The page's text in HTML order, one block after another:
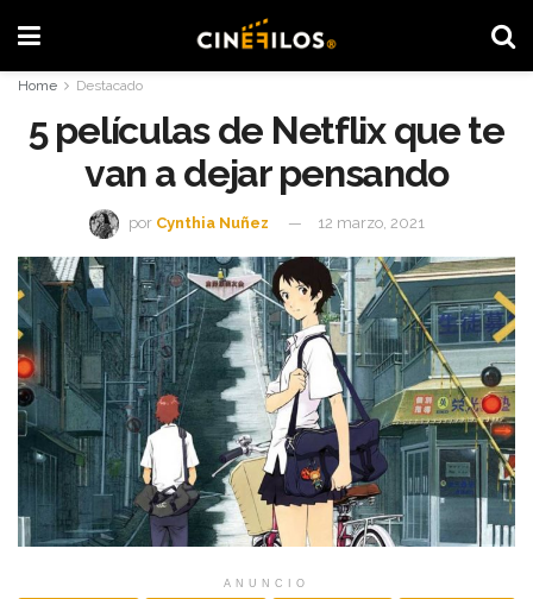
Home Destacado
5 películas de Netflix que te
van a dejar pensando
por Cynthia Nuñez 12 marzo, 2021
ANUNCIO